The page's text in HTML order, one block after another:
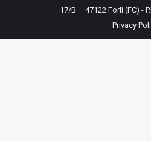
17/B – 47122 Forlì (FC) -
Privacy